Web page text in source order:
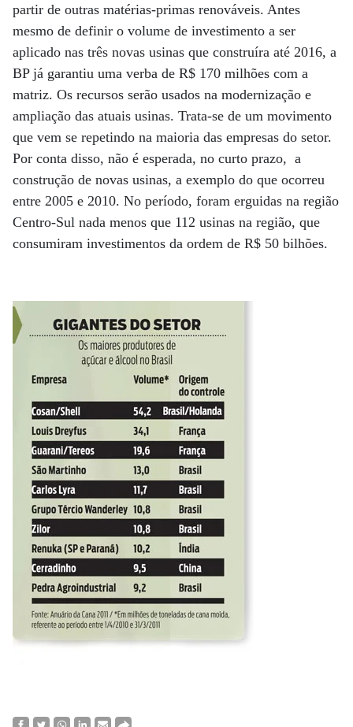
partir de outras matérias-primas renováveis. Antes
mesmo de definir o volume de investimento a ser
aplicado nas três novas usinas que construíra até 2016, a
BP já garantiu uma verba de R$ 170 milhões com a
matriz. Os recursos serão usados na modernização e
ampliação das atuais usinas. Trata-se de um movimento
que vem se repetindo na maioria das empresas do setor.
Por conta disso, não é esperada, no curto prazo, a
construção de novas usinas, a exemplo do que ocorreu
entre 2005 e 2010. No período, foram erguidas na região
Centro-Sul nada menos que 112 usinas na região, que
consumiram investimentos da ordem de R$ 50 bilhões.